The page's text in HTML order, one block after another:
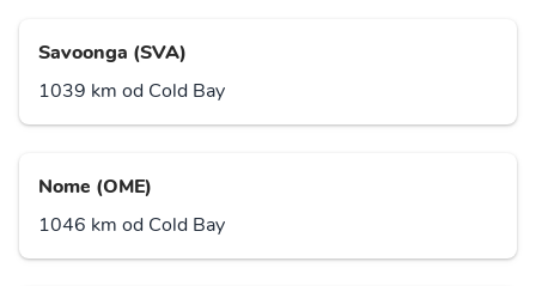
Savoonga (SVA)
1039 km od Cold Bay
Nome (OME)
1046 km od Cold Bay